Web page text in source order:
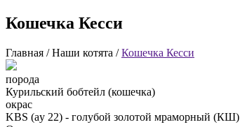
Кошечка Кесси
Главная / Наши котята /Кошечка Кесси
порода
Курильский бобтейл (кошечка)
окрас
KBS (ay 22) - голубой золотой мраморный (КШ)